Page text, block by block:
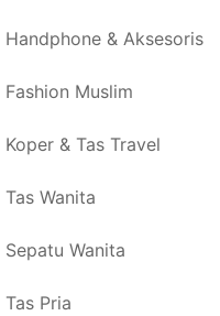
Handphone & Aksesoris
Fashion Muslim
Koper & Tas Travel
Tas Wanita
Sepatu Wanita
Tas Pria